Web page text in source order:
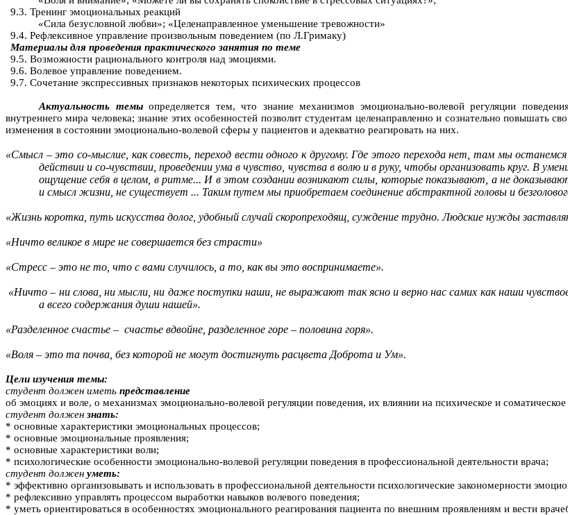
9.3. Тренинг эмоциональных реакций
«Сила безусловной любви»; «Целенаправленное уменьшение тревожности»
9.4. Рефлексивное управление произвольным поведением (по Л.Гримаку)
Материалы для проведения практического занятия по теме
9.5. Возможности рационального контроля над эмоциями.
9.6. Волевое управление поведением.
9.7. Сочетание экспрессивных признаков некоторых психических процессов
Актуальность темыопределяется тем, что знание механизмов эмоционально-волевой регуляции
внутреннего мира человека; знание этих особенностей позволит студентам целенаправленно и сознательно повышать
изменения в состоянии эмоционально-волевой сферы у пациентов и адекватно реагировать на них.
«Смысл – это со-мыслие, как совесть, переход вести одного к другому. Где этого перехода нет, там мы
действии и со-чувствии, проведении ума в чувство, чувства в волю и в руку, чтобы организовать круг. В
ощущение себя в целом, в ритме... И в этом создании возникают силы, которые показывают, а не
и смысл жизни, не существует ... Таким путем мы приобретаем соединение абстрактной головы и
«Жизнь коротка, путь искусства долог, удобный случай скоропреходящ, суждение трудно. Людские нужды
«Ничто великое в мире не совершается без страсти»
«Стресс – это не то, что с вами случилось, а то, как вы это воспринимаете».
«Ничто – ни слова, ни мысли, ни даже поступки наши, не выражают так ясно и верно нас самих как наши
а всего содержания души нашей».
«Разделенное счастье – счастье вдвойне, разделенное горе – половина горя».
«Воля – это та почва, без которой не могут достигнуть расцвета Доброта и Ум».
Цели изучения темы:
студент должен иметь представление
об эмоциях и воле, о механизмах эмоционально-волевой регуляции поведения, их влиянии на психическое и соматическое
студент должен знать:
* основные характеристики эмоциональных процессов;
* основные эмоциональные проявления;
* основные характеристики воли;
* психологические особенности эмоционально-волевой регуляции поведения в профессиональной деятельности врача;
студент должен уметь:
* эффективно организовывать и использовать в профессиональной деятельности психологические закономерности
* рефлексивно управлять процессом выработки навыков волевого поведения;
* уметь ориентироваться в особенностях эмоционального реагирования пациента по внешним проявлениям и вести